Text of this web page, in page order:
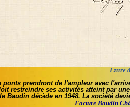
Lzttre
prendront de l'ampleur avec
restreindre ses activités atteint par
Baudin décède en 1948. La société
Facture Baudin